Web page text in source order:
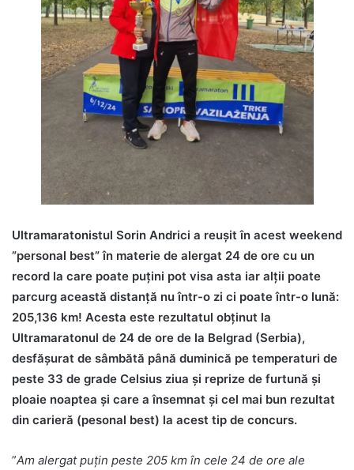
Ultramaratonistul Sorin Andrici a reușit în acest weekend
”personal best” în materie de alergat 24 de ore cu un
record la care poate puțini pot visa asta iar alții poate
parcurg această distanță nu într-o zi ci poate într-o lună:
205,136 km! Acesta este rezultatul obținut la
Ultramaratonul de 24 de ore de la Belgrad (Serbia),
desfășurat de sâmbătă până duminică pe temperaturi de
peste 33 de grade Celsius ziua și reprize de furtună și
ploaie noaptea și care a însemnat și cel mai bun rezultat
din carieră (pesonal best) la acest tip de concurs.
”Am alergat puțin peste 205 km în cele 24 de ore ale